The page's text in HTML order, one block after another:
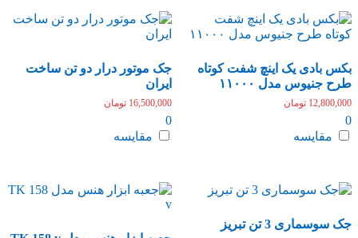
بکس بادی یک اینچ شفت کوتاه
طرح جنیوس مدل ۱۱۰۰۰
12,800,000 تومان
0
مقایسه
جک موتور درار دو تن ساخت
ایران
16,500,000 تومان
0
مقایسه
جک سوسماری 3 تن تبریز